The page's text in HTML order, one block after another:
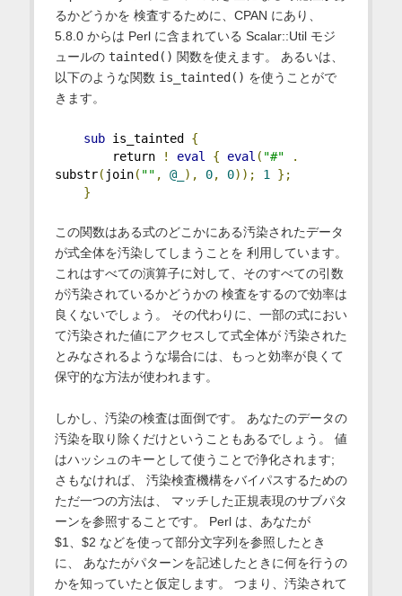
るかどうかを 検査するために、CPAN にあり、
5.8.0 からは Perl に含まれている Scalar::Util モジ
ュールの tainted() 関数を使えます。 あるいは、
以下のような関数 is_tainted() を使うことがで
きます。
sub is_tainted {
return
! eval { eval ( "#"
.
substr( join( "" , @_ ), 0, 0)); 1
};
}
この関数はある式のどこかにある汚染されたデータ
が式全体を汚染してしまうことを 利用しています。
これはすべての演算子に対して、そのすべての引数
が汚染されているかどうかの 検査をするので効率は
良くないでしょう。 その代わりに、一部の式におい
て汚染された値にアクセスして式全体が 汚染された
とみなされるような場合には、もっと効率が良くて
保守的な方法が使われます。
しかし、汚染の検査は面倒です。 あなたのデータの
汚染を取り除くだけということもあるでしょう。 値
はハッシュのキーとして使うことで浄化されます;
さもなければ、 汚染検査機構をバイパスするための
ただ一つの方法は、 マッチした正規表現のサブパタ
ーンを参照することです。 Perl は、あなたが
$1、$2 などを使って部分文字列を参照したとき
に、 あなたがパターンを記述したときに何を行うの
かを知っていたと仮定します。 つまり、汚染されて